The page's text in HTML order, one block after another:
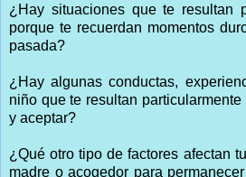
¿Hay situaciones que te resultan
porque te recuerdan momentos
pasada?
¿Hay algunas conductas,
niño que te resultan
y aceptar?
¿Qué otro tipo de factores afectan
madre o acogedor para